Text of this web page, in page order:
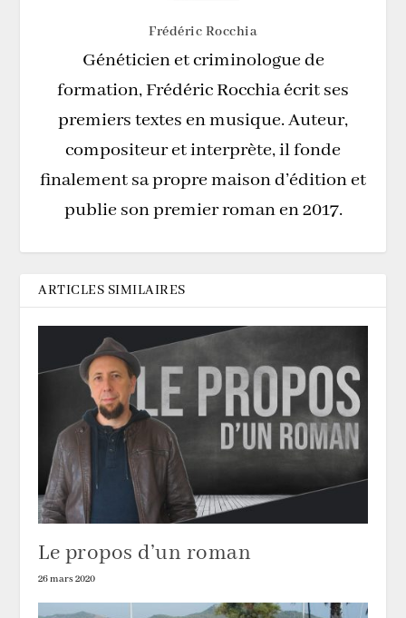
Frédéric Rocchia
Généticien et criminologue de
formation, Frédéric Rocchia écrit ses
premiers textes en musique. Auteur,
compositeur et interprète, il fonde
finalement sa propre maison d’édition et
publie son premier roman en 2017.
ARTICLES SIMILAIRES
Le propos d’un roman
26 mars 2020